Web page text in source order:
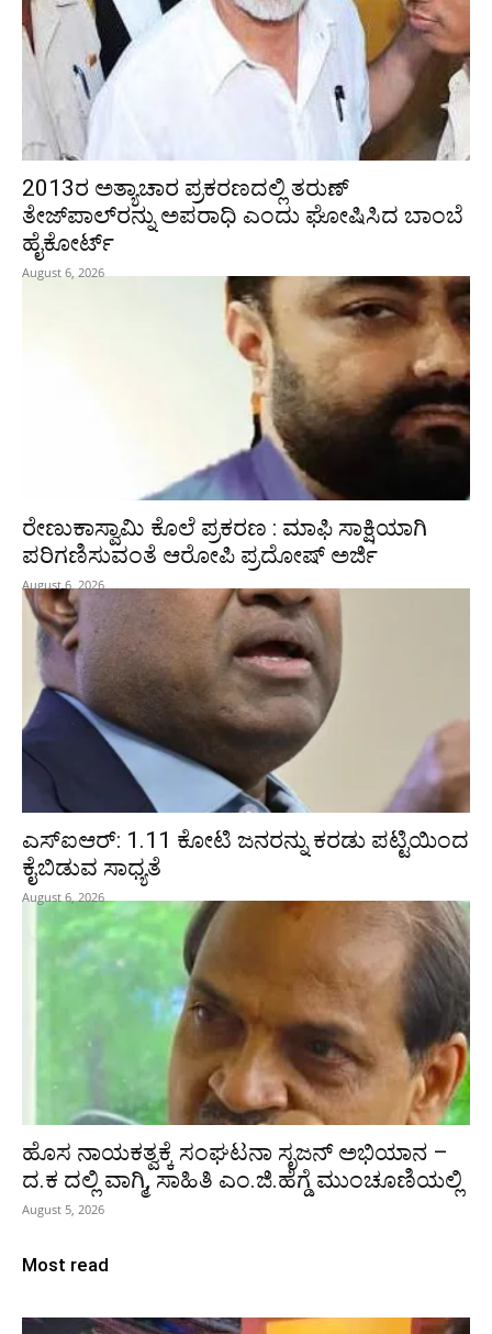
2013ರ ಅತ್ಯಾಚಾರ ಪ್ರಕರಣದಲ್ಲಿ ತರುಣ್
ತೇಜ್‌ಪಾಲ್‌ರನ್ನು ಅಪರಾಧಿ ಎಂದು ಘೋಷಿಸಿದ ಬಾಂಬೆ
ಹೈಕೋರ್ಟ್
August 6, 2026
ರೇಣುಕಾಸ್ವಾಮಿ ಕೊಲೆ ಪ್ರಕರಣ : ಮಾಫಿ ಸಾಕ್ಷಿಯಾಗಿ
ಪರಿಗಣಿಸುವಂತೆ ಆರೋಪಿ ಪ್ರದೋಷ್‌ ಅರ್ಜಿ
August 6, 2026
ಎಸ್‌ಐಆರ್‌: 1.11 ಕೋಟಿ ಜನರನ್ನು ಕರಡು ಪಟ್ಟಿಯಿಂದ
ಕೈಬಿಡುವ ಸಾಧ್ಯತೆ
August 6, 2026
ಹೊಸ ನಾಯಕತ್ವಕ್ಕೆ ಸಂಘಟನಾ ಸೃಜನ್ ಅಭಿಯಾನ –
ದ.ಕ ದಲ್ಲಿ ವಾಗ್ಮಿ, ಸಾಹಿತಿ ಎಂ.ಜಿ.ಹೆಗ್ಡೆ ಮುಂಚೂಣಿಯಲ್ಲಿ
August 5, 2026
Most read